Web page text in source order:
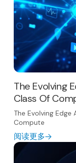
The Evolving
Class Of
The Evolving Edge
Compute
阅读更多